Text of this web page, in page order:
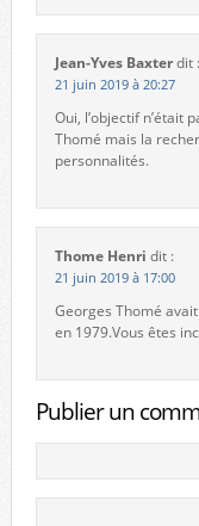
Jean-Yves Baxterdit :
21 juin 2019 à 20:27
Oui, l’objectif n’était
Thomé mais la
personnalités.
Thome Henri dit :
21 juin 2019 à 17:00
Georges Thomé
en 1979.Vous êtes
Publier un